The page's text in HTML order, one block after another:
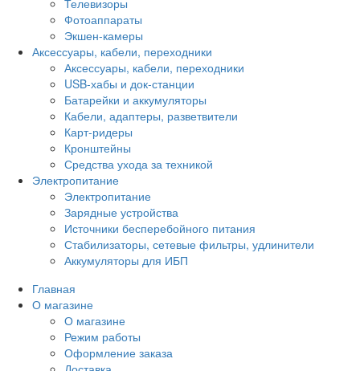
Фотоаппараты
Экшен-камеры
Аксессуары, кабели, переходники
Аксессуары, кабели, переходники
USB-хабы и док-станции
Батарейки и аккумуляторы
Кабели, адаптеры, разветвители
Карт-ридеры
Кронштейны
Средства ухода за техникой
Электропитание
Электропитание
Зарядные устройства
Источники бесперебойного питания
Стабилизаторы, сетевые фильтры, удлинители
Аккумуляторы для ИБП
Главная
О магазине
О магазине
Режим работы
Оформление заказа